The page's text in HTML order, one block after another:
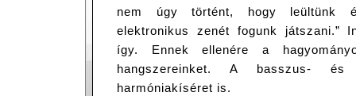
nem úgy történt, hogy leültünk
elektronikus zenét fogunk játszani.”
így. Ennek ellenére a
hangszereinket. A basszus-
harmóniakíséret is.